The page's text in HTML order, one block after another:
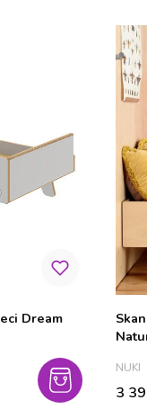
Dream
NUKI
Cena
3